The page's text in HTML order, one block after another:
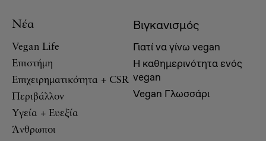
Νέα
Vegan Life
Επιστήμη
Επιχειρηματικότητα + CSR
Περιβάλλον
Υγεία + Ευεξία
Άνθρωποι
Βιγκανισμός
Γιατί να γίνω vegan
Η καθημερινότητα ενός
vegan
Vegan Γλωσσάρι